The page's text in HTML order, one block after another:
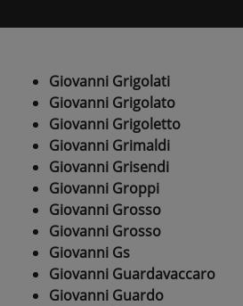
Giovanni Grigolati
Giovanni Grigolato
Giovanni Grigoletto
Giovanni Grimaldi
Giovanni Grisendi
Giovanni Groppi
Giovanni Grosso
Giovanni Grosso
Giovanni Gs
Giovanni Guardavaccaro
Giovanni Guardo